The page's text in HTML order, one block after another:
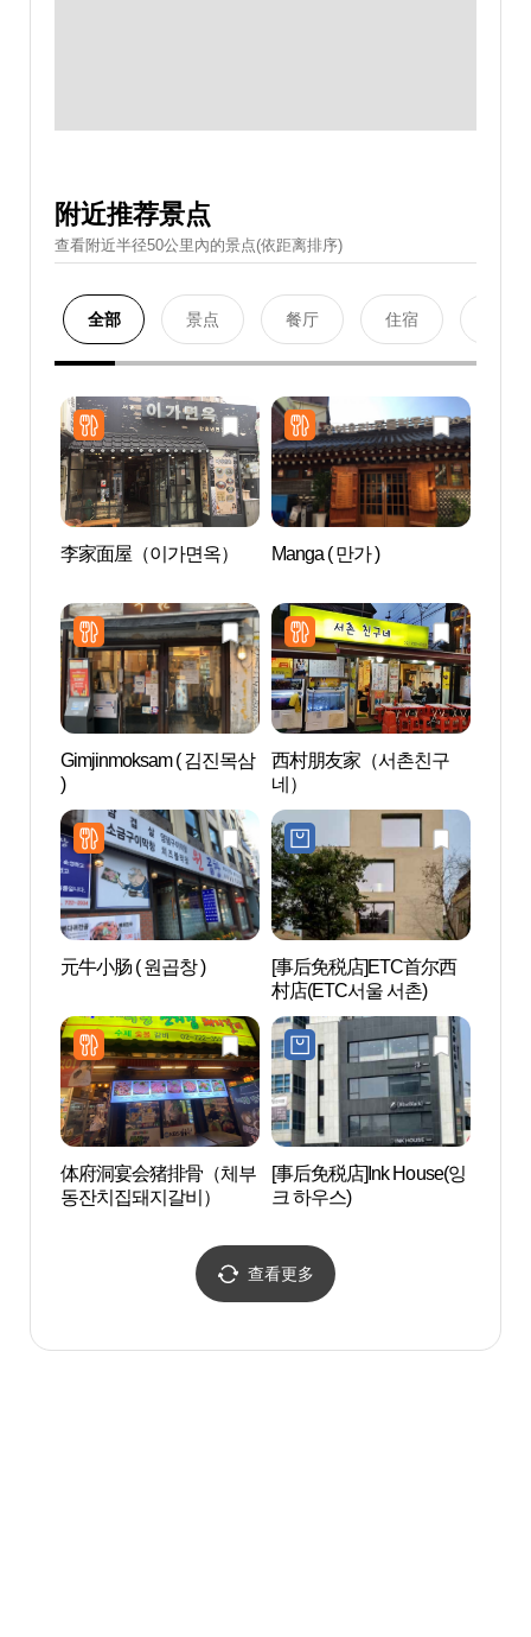
附近推荐景点
查看附近半径50公里內的景点(依距离排序)
全部 景点 餐厅 住宿
李家面屋（이가면옥） Manga ( 만가 )
Gimjinmoksam ( 김진목삼
)
西村朋友家（서촌친구
네）
元牛小肠 ( 원곱창 )
[事后免税店]ETC首尔西
村店(ETC서울 서촌)
体府洞宴会猪排骨（체부
동잔치집돼지갈비）
[事后免税店]Ink House(잉
크 하우스)
查看更多